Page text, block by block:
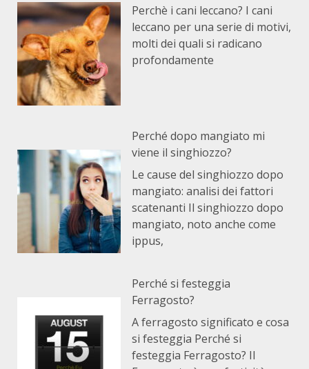
Perchè i cani leccano? I cani
leccano per una serie di motivi,
molti dei quali si radicano
profondamente
Perché dopo mangiato mi
viene il singhiozzo?
Le cause del singhiozzo dopo
mangiato: analisi dei fattori
scatenanti Il singhiozzo dopo
mangiato, noto anche come
ippus,
Perché si festeggia
Ferragosto?
A ferragosto significato e cosa
si festeggia Perché si
festeggia Ferragosto? Il